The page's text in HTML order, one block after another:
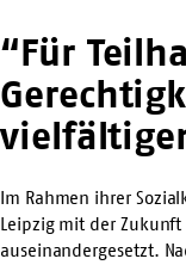
“Für
Im Rahmen ihrer
Leipzig mit der
auseinandergesetzt.